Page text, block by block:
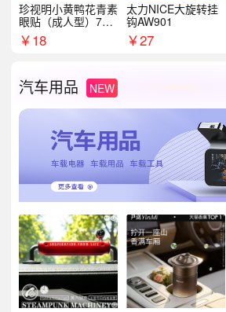
珍视明小黄鸭花青素
眼贴（成人型）7对/
盒
￥18
太力NICE大旋转挂
钩AW901
￥27
汽车用品 NEW